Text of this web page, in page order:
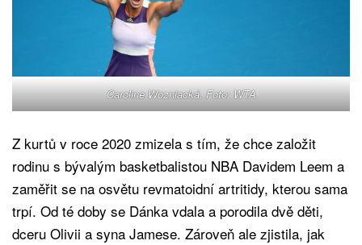
Caroline Wozniacká. Foto: WTA
Z kurtů v roce 2020 zmizela s tím, že chce založit
rodinu s bývalým basketbalistou NBA Davidem Leem a
zaměřit se na osvětu revmatoidní artritidy, kterou sama
trpí. Od té doby se Dánka vdala a porodila dvě děti,
dceru Olivii a syna Jamese. Zároveň ale zjistila, jak